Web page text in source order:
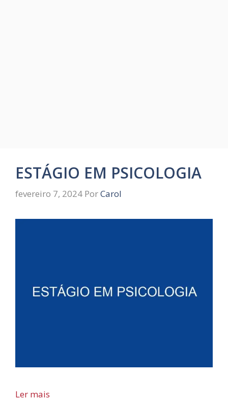
ESTÁGIO EM PSICOLOGIA
fevereiro 7, 2024 PorCarol
Ler mais